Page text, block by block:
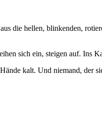
die hellen, blinkenden,
sich ein, steigen auf. Ins
kalt. Und niemand, der